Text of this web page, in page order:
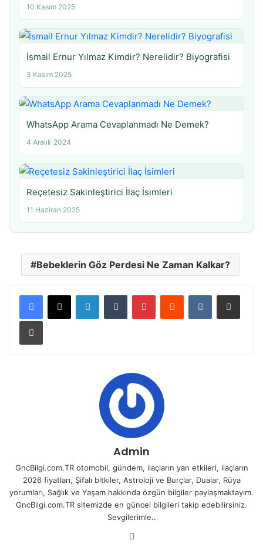
10 Kasım 2025
İsmail Ernur Yılmaz Kimdir? Nerelidir? Biyografisi
3 Kasım 2025
WhatsApp Arama Cevaplanmadı Ne Demek?
4 Aralık 2024
Reçetesiz Sakinleştirici İlaç İsimleri
11 Haziran 2025
Bebeklerin Göz Perdesi Ne Zaman Kalkar?
LinkedInTumblr PinterestReddit VKontakteE-Posta ile paylaş
Yazdır
Admin
GncBilgi.com.TR otomobil, gündem, ilaçların yan etkileri, ilaçların
2026 fiyatları, Şifalı bitkiler, Astroloji ve Burçlar, Dualar, Rüya
yorumları, Sağlık ve Yaşam hakkında özgün bilgiler paylaşmaktayım.
GncBilgi.com.TR sitemizde en güncel bilgileri takip edebilirsiniz.
Sevgilerimle..